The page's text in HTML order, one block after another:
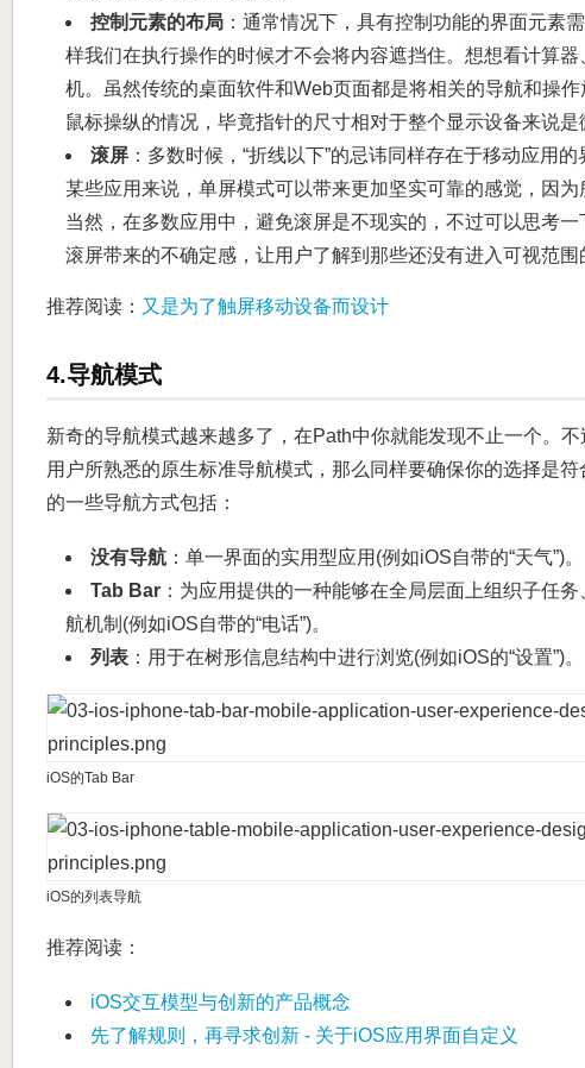
控制元素的布局 ：通常情况下，具有控制功能的界面元素
样我们在执行操作的时候才不会将内容遮挡住。想想看计算
机。虽然传统的桌面软件和Web页面都是将相关的导航和操
鼠标操纵的情况，毕竟指针的尺寸相对于整个显示设备来说是
滚屏 ：多数时候，“折线以下”的忌讳同样存在于移动应用
某些应用来说，单屏模式可以带来更加坚实可靠的感觉，因为
当然，在多数应用中，避免滚屏是不现实的，不过可以思考
滚屏带来的不确定感，让用户了解到那些还没有进入可视范围
推荐阅读： 又是为了触屏移动设备而设计
4.导航模式
新奇的导航模式越来越多了，在Path中你就能发现不止一个。
用户所熟悉的原生标准导航模式，那么同样要确保你的选择是
的一些导航方式包括：
没有导航 ：单一界面的实用型应用(例如iOS自带的“天气”)。
Tab Bar ：为应用提供的一种能够在全局层面上组织子任
航机制(例如iOS自带的“电话”)。
列表 ：用于在树形信息结构中进行浏览(例如iOS的“设置”)。
iOS的Tab Bar
iOS的列表导航
推荐阅读：
iOS交互模型与创新的产品概念
先了解规则，再寻求创新 - 关于iOS应用界面自定义